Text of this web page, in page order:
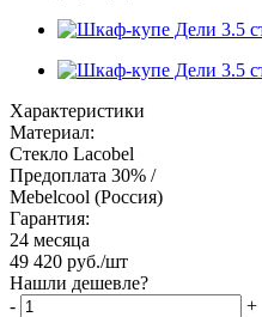
Характеристики
Материал:
Стекло Lacobel
Предоплата 30% /
Mebelcool (Россия)
Гарантия:
24 месяца
49 420 руб./шт
Нашли дешевле?
-
+